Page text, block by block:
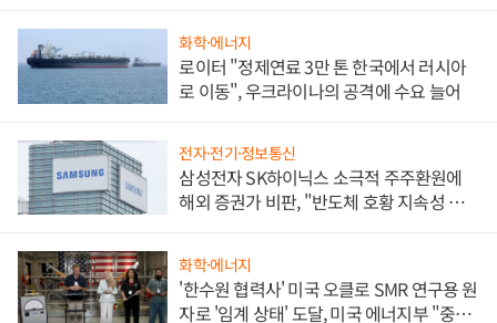
화학·에너지
로이터 "정제연료 3만 톤 한국에서 러시아
로 이동", 우크라이나의 공격에 수요 늘어
전자·전기·정보통신
삼성전자 SK하이닉스 소극적 주주환원에
해외 증권가 비판, "반도체 호황 지속성 의
화학·에너지
'한수원 협력사' 미국 오클로 SMR 연구용 원
자로 '임계 상태' 도달, 미국 에너지부 "중요